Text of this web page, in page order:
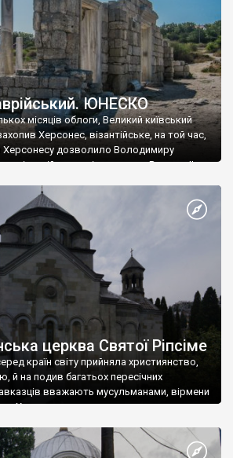
ЮНЕСКО
місяців облоги, Великий київський
Херсонес, візантійське, на той час,
Херсонесу дозволило Володимиру
візантійському імператору Василю ІІ, та
язичник, став Василем-християнином.
Русі. На честь Херсонесу Таврійського
церква Святої Ріпсіме
країн світу прийняла християнство,
й на подив багатьох пересічних
кавказців вважають мусульманами, вірмени
Христа